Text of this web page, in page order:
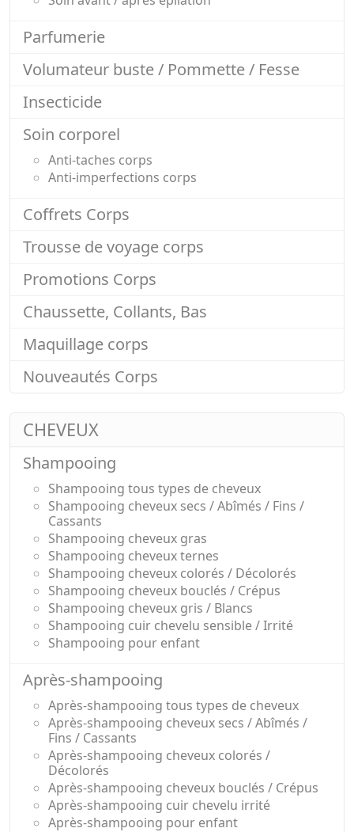
Parfumerie
Volumateur buste / Pommette / Fesse
Insecticide
Soin corporel
Anti-taches corps
Anti-imperfections corps
Coffrets Corps
Trousse de voyage corps
Promotions Corps
Chaussette, Collants, Bas
Maquillage corps
Nouveautés Corps
CHEVEUX
Shampooing
Shampooing tous types de cheveux
Shampooing cheveux secs / Abîmés / Fins /
Cassants
Shampooing cheveux gras
Shampooing cheveux ternes
Shampooing cheveux colorés / Décolorés
Shampooing cheveux bouclés / Crépus
Shampooing cheveux gris / Blancs
Shampooing cuir chevelu sensible / Irrité
Shampooing pour enfant
Après-shampooing
Après-shampooing tous types de cheveux
Après-shampooing cheveux secs / Abîmés /
Fins / Cassants
Après-shampooing cheveux colorés /
Décolorés
Après-shampooing cheveux bouclés / Crépus
Après-shampooing cuir chevelu irrité
Après-shampooing pour enfant